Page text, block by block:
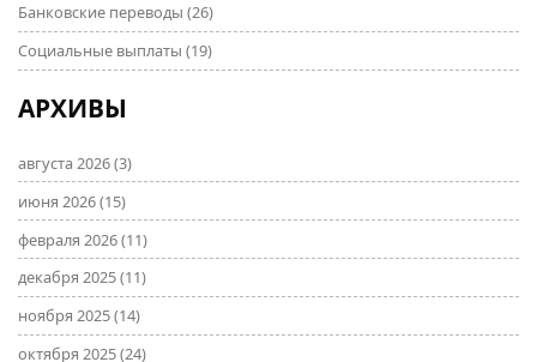
Банковские переводы (26)
Социальные выплаты (19)
АРХИВЫ
августа 2026(3)
июня 2026(15)
февраля 2026(11)
декабря 2025(11)
ноября 2025(14)
октября 2025(24)